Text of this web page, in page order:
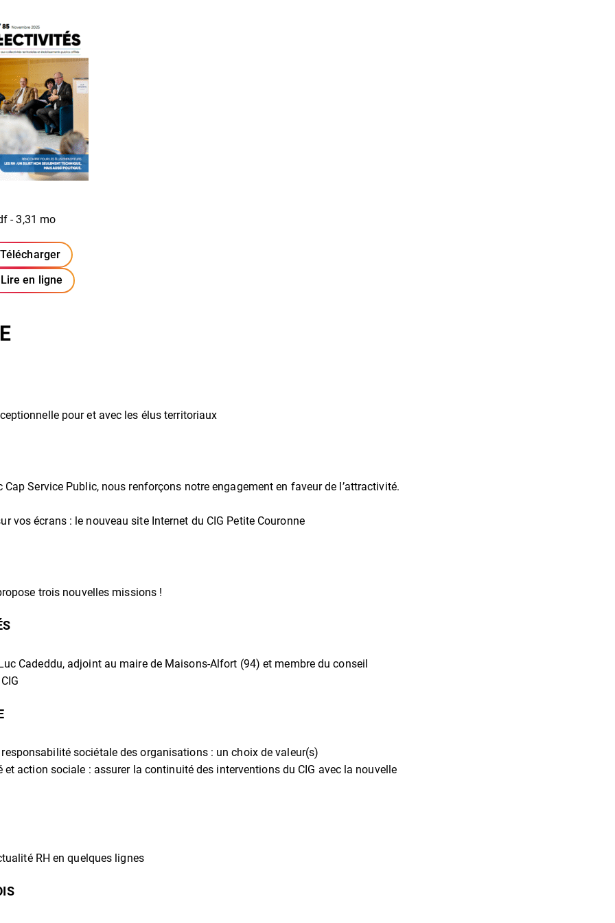
- 3,31 mo
Télécharger
(ouverture dans un nouvel onglet)
Lire en ligne
pour et avec les élus territoriaux
Cap Service Public, nous renforçons notre engagement en faveur de l’attractivité.
vos écrans : le nouveau site Internet du CIG Petite Couronne
trois nouvelles missions !
Cadeddu, adjoint au maire de Maisons-Alfort (94) et membre du conseil
sociétale des organisations : un choix de valeur(s)
et action sociale : assurer la continuité des interventions du CIG avec la nouvelle
RH en quelques lignes